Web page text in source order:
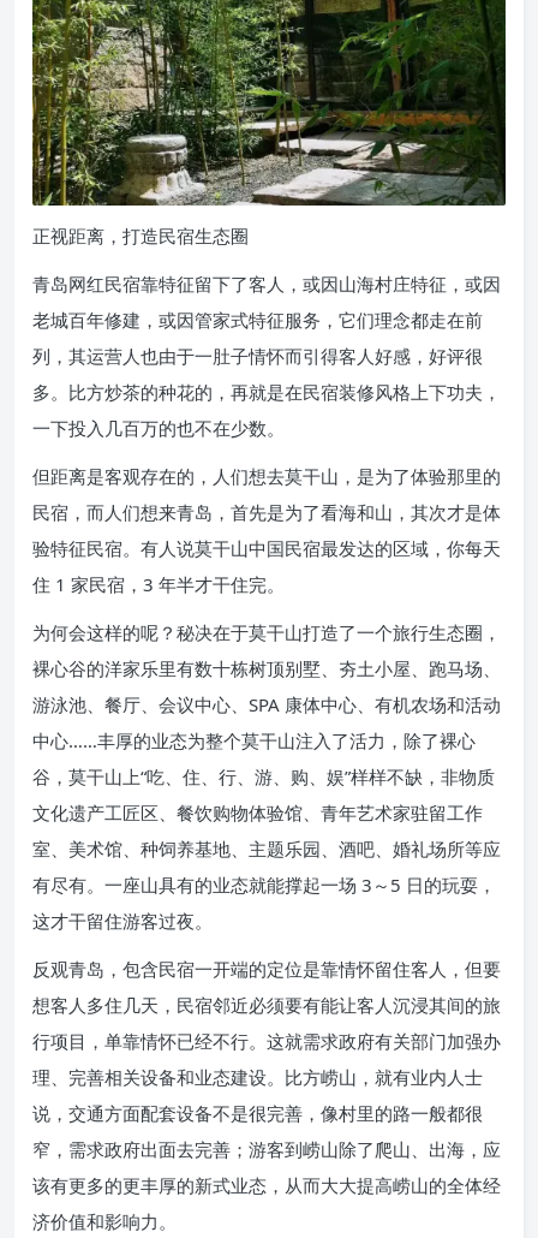
正视距离，打造民宿生态圈
青岛网红民宿靠特征留下了客人，或因山海村庄特征，或因
老城百年修建，或因管家式特征服务，它们理念都走在前
列，其运营人也由于一肚子情怀而引得客人好感，好评很
多。比方炒茶的种花的，再就是在民宿装修风格上下功夫，
一下投入几百万的也不在少数。
但距离是客观存在的，人们想去莫干山，是为了体验那里的
民宿，而人们想来青岛，首先是为了看海和山，其次才是体
验特征民宿。有人说莫干山中国民宿最发达的区域，你每天
住 1 家民宿，3 年半才干住完。
为何会这样的呢？秘决在于莫干山打造了一个旅行生态圈，
裸心谷的洋家乐里有数十栋树顶别墅、夯土小屋、跑马场、
游泳池、餐厅、会议中心、SPA 康体中心、有机农场和活动
中心……丰厚的业态为整个莫干山注入了活力，除了裸心
谷，莫干山上“吃、住、行、游、购、娱”样样不缺，非物质
文化遗产工匠区、餐饮购物体验馆、青年艺术家驻留工作
室、美术馆、种饲养基地、主题乐园、酒吧、婚礼场所等应
有尽有。一座山具有的业态就能撑起一场 3～5 日的玩耍，
这才干留住游客过夜。
反观青岛，包含民宿一开端的定位是靠情怀留住客人，但要
想客人多住几天，民宿邻近必须要有能让客人沉浸其间的旅
行项目，单靠情怀已经不行。这就需求政府有关部门加强办
理、完善相关设备和业态建设。比方崂山，就有业内人士
说，交通方面配套设备不是很完善，像村里的路一般都很
窄，需求政府出面去完善；游客到崂山除了爬山、出海，应
该有更多的更丰厚的新式业态，从而大大提高崂山的全体经
济价值和影响力。